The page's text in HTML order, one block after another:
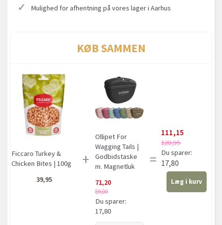
✓ Mulighed for afhentning på vores lager i Aarhus
KØB SAMMEN
Ficcaro Turkey &
Chicken Bites | 100g
39,95
+
Ollipet For
Wagging Tails |
Godbidstaske
m. Magnetluk
71,20
89,00
Du sparer:
17,80
=
111,15
128,95
Du sparer:
17,80
Læg i kurv